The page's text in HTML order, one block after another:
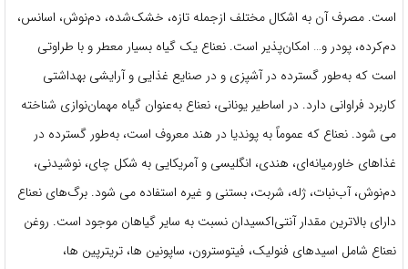
است. مصرف آن به اشکال مختلف ازجمله تازه، خشک‌شده، دم‌نوش، اسانس،
دم‌کرده، پودر و… امکان‌پذیر است. نعناع یک گیاه بسیار معطر و با طراوتی
است که به‌طور گسترده در آشپزی و در صنایع غذایی و آرایشی بهداشتی
کاربرد فراوانی دارد. در اساطیر یونانی، نعناع به‌عنوان گیاه مهمان‌نوازی شناخته
می شود. نعناع که عموماً به پوندیا در هند معروف است، به‌طور گسترده در
غذاهای خاورمیانه‌ای، هندی، انگلیسی و آمریکایی به شکل چای، نوشیدنی،
دم‌نوش، آب‌نبات، ژله، شربت، بستنی و غیره استفاده می شود. برگ‌های نعناع
دارای بالاترین مقدار آنتی‌اکسیدان نسبت به سایر گیاهان موجود است. روغن
نعناع شامل اسیدهای فنولیک، فیتوسترون، ساپونین ها، تریترپین ها،